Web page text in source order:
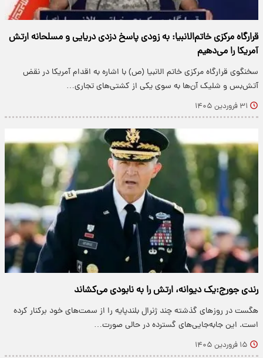
قرارگاه مرکزی خاتم‌الانبیا: به زودی پاسخ دزدی دریایی و مسلحانه ارتش
آمریکا را می‌دهیم
سخنگوی قرارگاه مرکزی خاتم الانبیا (ص) با اشاره به اقدام آمریکا در نقض
آتش‌بس و شلیک آن‌ها به سوی یکی از کشتی‌های تجاری…
۳۱ فروردین ۱۴۰۵
رندی جورج:یک دیوانه، ارتش را به نابودی می‌کشاند
هگست در روزهای گذشته چند ژنرال بلندپایه را از سمت‌های خود برکنار کرده
است. این جابه‌جایی‌های گسترده در حالی صورت…
۱۵ فروردین ۱۴۰۵